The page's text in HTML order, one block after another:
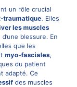
un rôle crucial
traumatique. Elles
les muscles
blessure. En
que les
myo-fasciales,
du patient
adapté. Ce
des muscles